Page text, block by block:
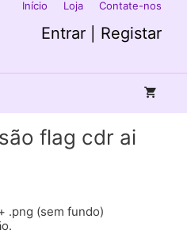
Início Loja Contate-nos
Entrar | Registar
flag cdr ai
.png (sem fundo)